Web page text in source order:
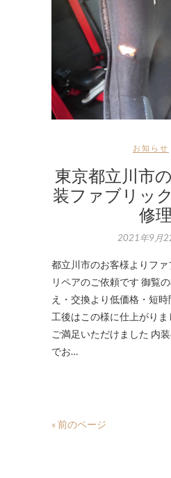
お知らせ
東京都立川市
装ファブリッ
修理
2021年9月
都立川市のお客様よりフ
リペアのご依頼です 御覧
え・交換より低価格・短
工後はこの様に仕上がり
ご満足いただけました 内
でお…
« 前のページ